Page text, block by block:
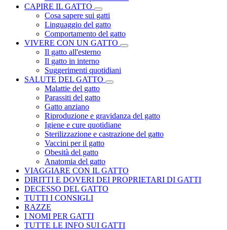
CAPIRE IL GATTO
Cosa sapere sui gatti
Linguaggio del gatto
Comportamento del gatto
VIVERE CON UN GATTO
Il gatto all'esterno
Il gatto in interno
Suggerimenti quotidiani
SALUTE DEL GATTO
Malattie del gatto
Parassiti del gatto
Gatto anziano
Riproduzione e gravidanza del gatto
Igiene e cure quotidiane
Sterilizzazione e castrazione del gatto
Vaccini per il gatto
Obesità del gatto
Anatomia del gatto
VIAGGIARE CON IL GATTO
DIRITTI E DOVERI DEI PROPRIETARI DI GATTI
DECESSO DEL GATTO
TUTTI I CONSIGLI
RAZZE
I NOMI PER GATTI
TUTTE LE INFO SUI GATTI